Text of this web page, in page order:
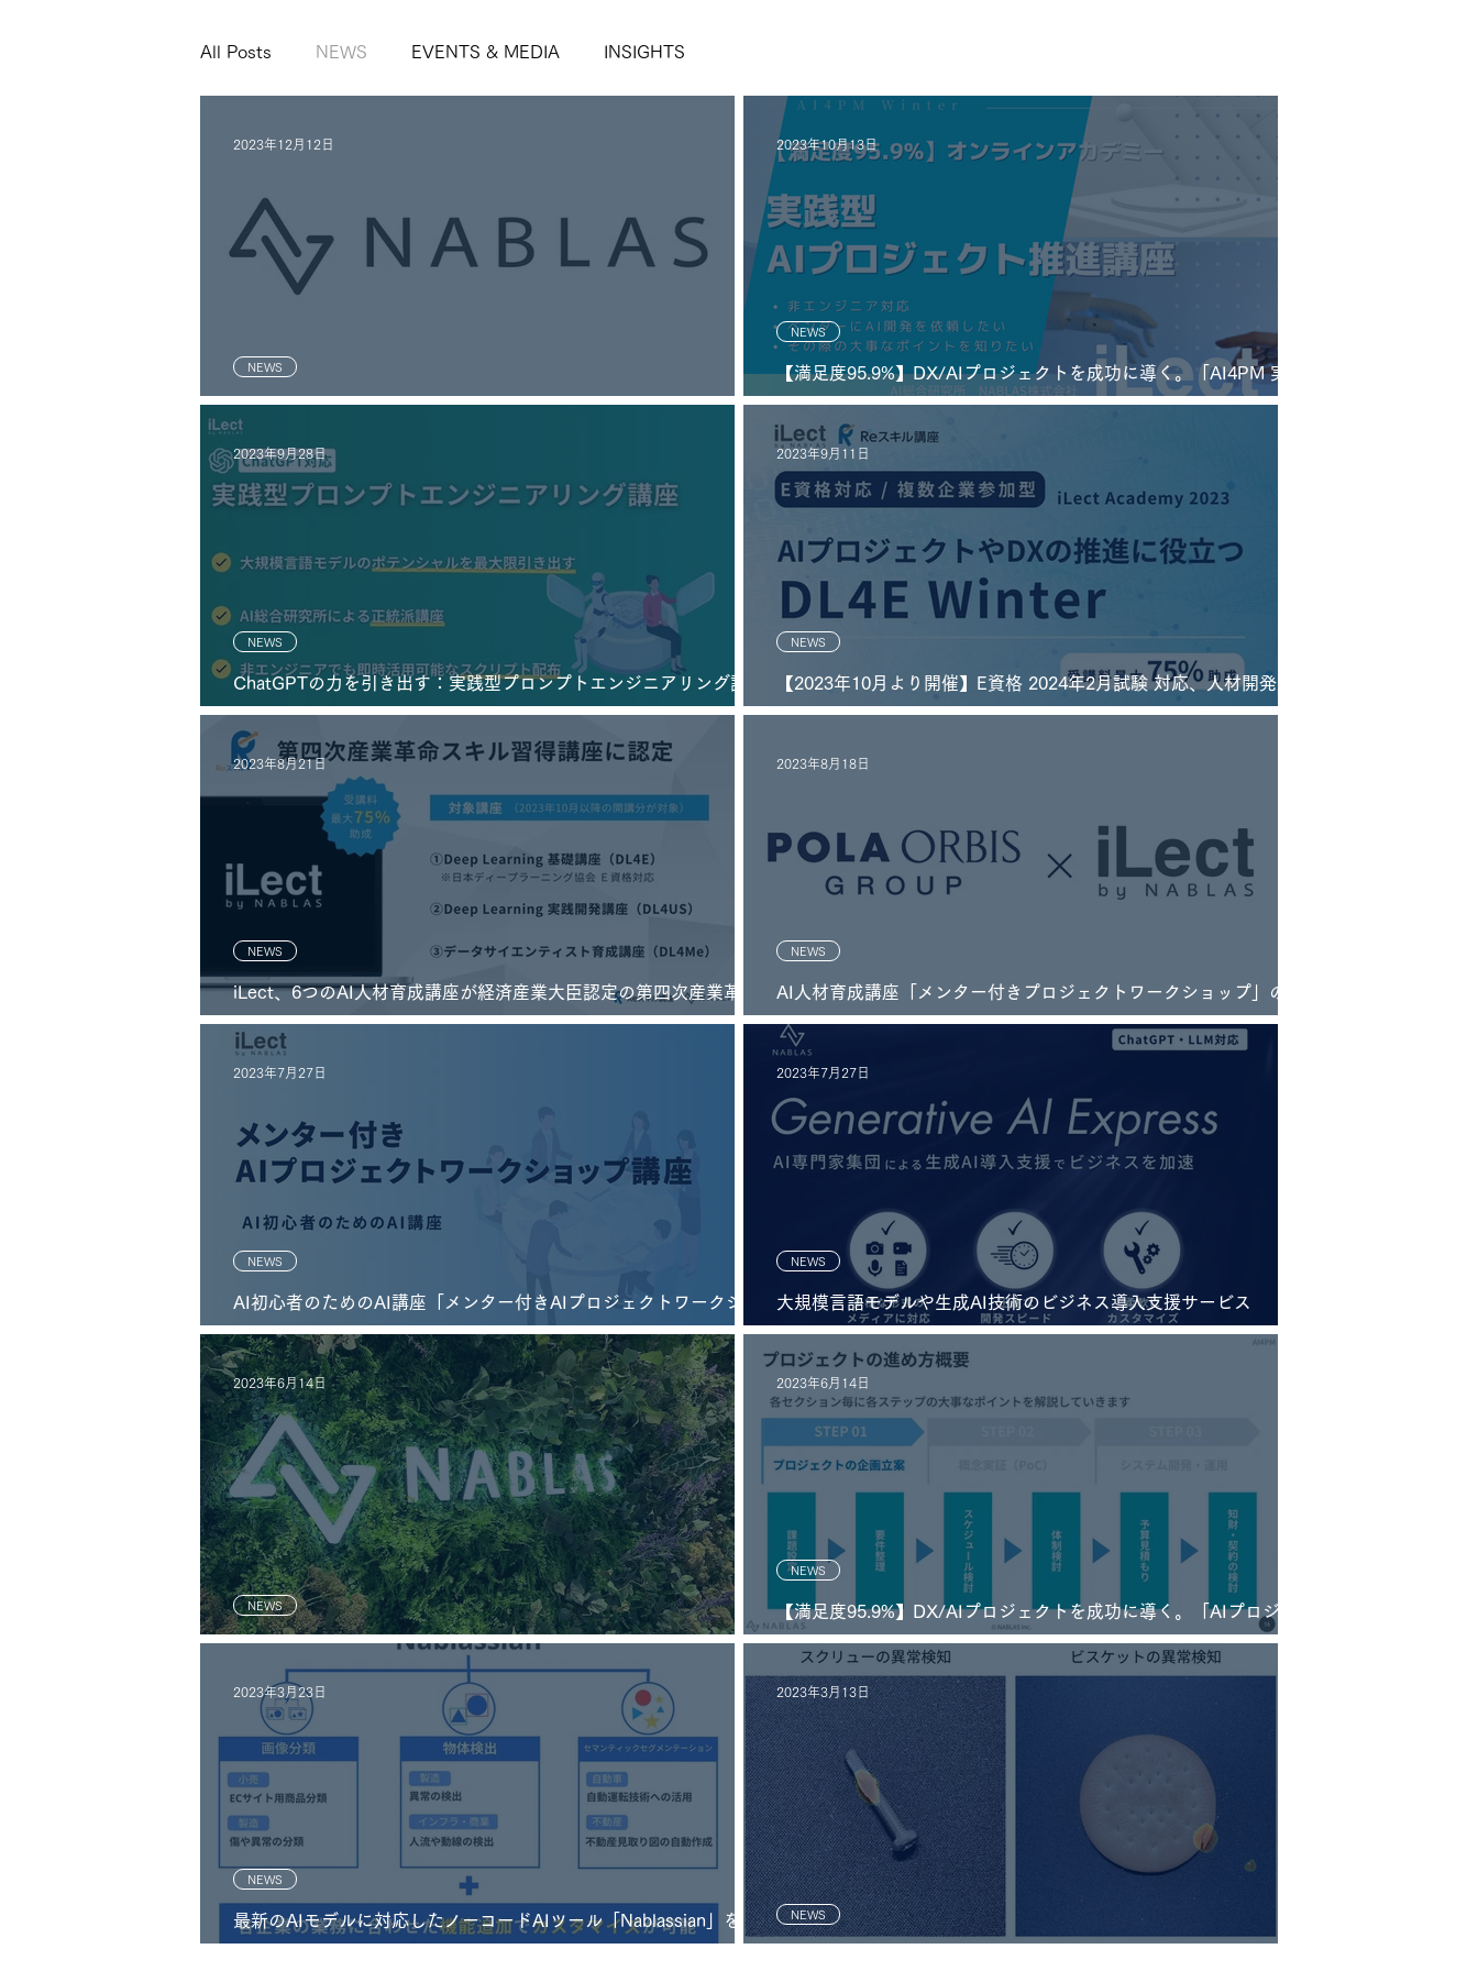
All Posts NEWS EVENTS & MEDIA INSIGHTS
年末年始休業のお知らせ
NEWS
2023年12月12日
【満足度95.9%】DX/AIプロジェクトを成功に導く。「AI4PM 実践
型AIプロジェクト推進講座 iLect Academy 2023 AI4PM
Winter」2023年11月に開催決定
NEWS
2023年10月13日
ChatGPTの力を引き出す：実践型プロンプトエンジニアリング講座
開始
NEWS
2023年9月28日
【2023年10月より開催】E資格 2024年2月試験 対応、人材開発支
援助成金指定 実践型AI人材育成講座「iLect Academy 2023 DL4E
Winter」
NEWS
2023年9月11日
iLect、6つのAI人材育成講座が​経済産業大臣認定の第四次産業革命
スキル習得講座（Re スキル講座）に認定
NEWS
2023年8月21日
AI人材育成講座「メンター付きプロジェクトワークショップ」の株
式会社ポーラ・オルビスホールディングス様による受講事例を公
開！
NEWS
2023年8月18日
AI初心者のためのAI講座「メンター付きAIプロジェクトワークショ
ップ」を提供開始。AI普及拡大の動きに対し、AI活用に取り組みた
い企業のAI導入や課題解決にも対応
NEWS
2023年7月27日
大規模言語モデルや生成AI技術のビジネス導入支援サービス
「Generative AI Express」を提供開始
NEWS
2023年7月27日
公式「note」を始めました！
NEWS
2023年6月14日
【満足度95.9%】DX/AIプロジェクトを成功に導く。「AIプロジェ
クトマネージャー育成講座」2023年2月に開催決定
NEWS
2023年6月14日
最新のAIモデルに対応したノーコードAIツール「Nablassian」を提
NEWS
2023年3月23日
NEWS
2023年3月13日